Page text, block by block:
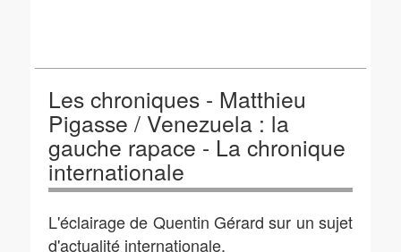
Les chroniques - Matthieu
Pigasse / Venezuela : la
gauche rapace - La chronique
internationale
L'éclairage de Quentin Gérard sur un sujet
d'actualité internationale.